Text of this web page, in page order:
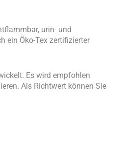
urin- und
ein Öko-Tex zertifizierter
Es wird empfohlen
Als Richtwert können Sie